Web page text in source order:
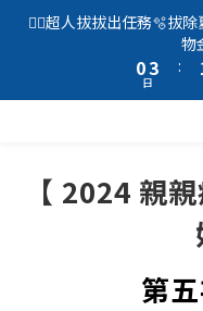
🦸‍♂️超人拔拔出任務🫧拔
物
2
0
5
3
2
日
:
【 2024 親
第